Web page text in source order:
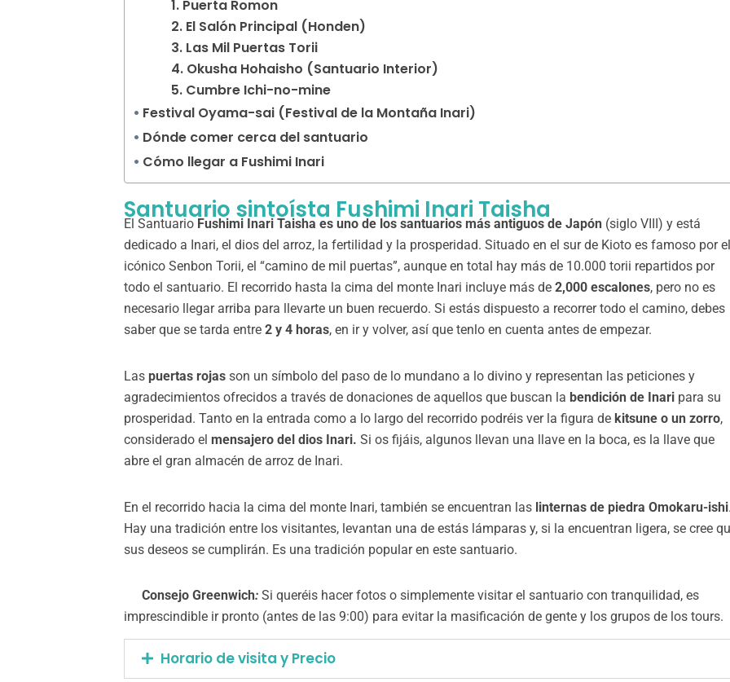
1. Puerta Romon
2. El Salón Principal (Honden)
3. Las Mil Puertas Torii
4. Okusha Hohaisho (Santuario Interior)
5. Cumbre Ichi-no-mine
Festival Oyama-sai (Festival de la Montaña Inari)
Dónde comer cerca del santuario
Cómo llegar a Fushimi Inari
Santuario sintoísta Fushimi Inari Taisha
El Santuario Fushimi Inari Taisha es uno de los santuarios más antiguos de Japón (siglo VIII) y está
dedicado a Inari, el dios del arroz, la fertilidad y la prosperidad. Situado en el sur de Kioto es famoso por el
icónico Senbon Torii, el “camino de mil puertas”, aunque en total hay más de 10.000 torii repartidos por
todo el santuario. El recorrido hasta la cima del monte Inari incluye más de 2,000 escalones, pero no es
necesario llegar arriba para llevarte un buen recuerdo. Si estás dispuesto a recorrer todo el camino, debes
saber que se tarda entre 2 y 4 horas, en ir y volver, así que tenlo en cuenta antes de empezar.
Las puertas rojas son un símbolo del paso de lo mundano a lo divino y representan las peticiones y
agradecimientos ofrecidos a través de donaciones de aquellos que buscan la bendición de Inari para su
prosperidad. Tanto en la entrada como a lo largo del recorrido podréis ver la figura de kitsune o un zorro,
considerado el mensajero del dios Inari. Si os fijáis, algunos llevan una llave en la boca, es la llave que
abre el gran almacén de arroz de Inari.
En el recorrido hacia la cima del monte Inari, también se encuentran las linternas de piedra Omokaru-ishi
Hay una tradición entre los visitantes, levantan una de estás lámparas y, si la encuentran ligera, se cree
sus deseos se cumplirán. Es una tradición popular en este santuario.
Consejo Greenwich: Si queréis hacer fotos o simplemente visitar el santuario con tranquilidad, es
imprescindible ir pronto (antes de las 9:00) para evitar la masificación de gente y los grupos de los tours.
Horario de visita y Precio